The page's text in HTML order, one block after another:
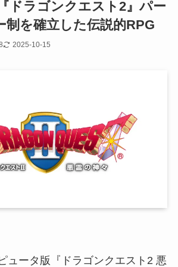
ドラゴンクエスト2』パー
制を確立した伝説的RPG
2025-10-15
ュータ版『ドラゴンクエスト2 悪